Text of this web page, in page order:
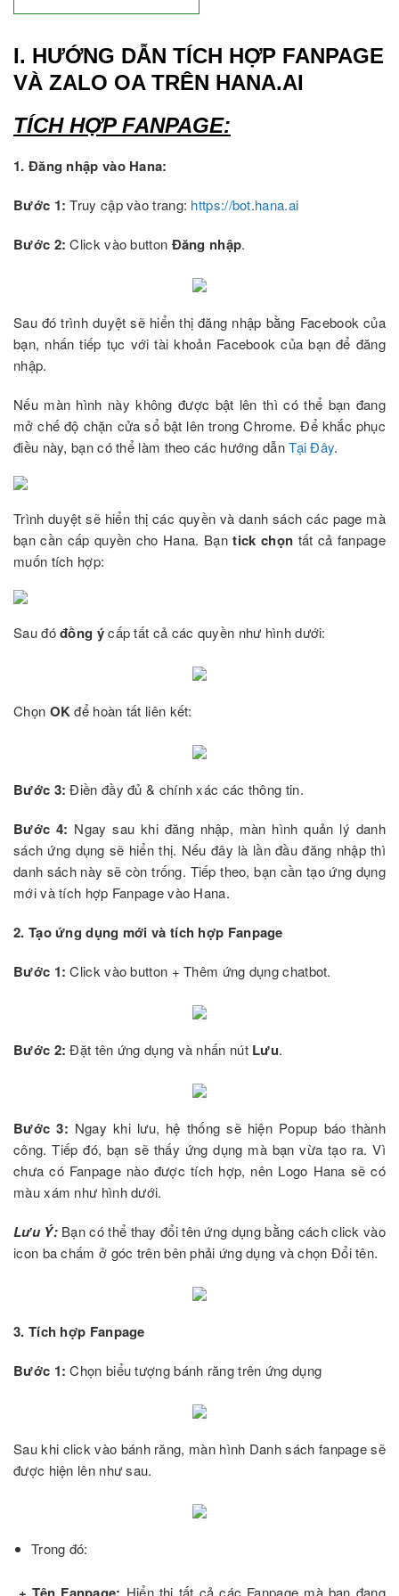
I. HƯỚNG DẪN TÍCH HỢP FANPAGE
VÀ ZALO OA TRÊN HANA.AI
TÍCH HỢP FANPAGE:
1. Đăng nhập vào Hana:
Bước 1:Truy cập vào trang: https://bot.hana.ai
Bước 2: Click vào button Đăng nhập.
Sau đó trình duyệt sẽ hiển thị đăng nhập bằng Facebook của
bạn, nhấn tiếp tục với tài khoản Facebook của bạn để đăng
nhập.
Nếu màn hình này không được bật lên thì có thể bạn đang
mở chế độ chặn cửa sổ bật lên trong Chrome. Để khắc phục
điều này, bạn có thể làm theo các hướng dẫnTại Đây.
Trình duyệt sẽ hiển thị các quyền và danh sách các page mà
bạn cần cấp quyền cho Hana. Bạntick chọn tất cả fanpage
muốn tích hợp:
Sau đóđồng ýcấp tất cả các quyền như hình dưới:
Chọn OKđể hoàn tất liên kết:
Bước 3: Điền đầy đủ & chính xác các thông tin.
Bước 4: Ngay sau khi đăng nhập, màn hình quản lý danh
sách ứng dụng sẽ hiển thị. Nếu đây là lần đầu đăng nhập thì
danh sách này sẽ còn trống. Tiếp theo, bạn cần tạo ứng dụng
mới và tích hợp Fanpage vào Hana.
2. Tạo ứng dụng mới và tích hợp Fanpage
Bước 1: Click vào button + Thêm ứng dụng chatbot.
Bước 2: Đặt tên ứng dụng và nhấn nút Lưu.
Bước 3: Ngay khi lưu, hệ thống sẽ hiện Popup báo thành
công. Tiếp đó, bạn sẽ thấy ứng dụng mà bạn vừa tạo ra. Vì
chưa có Fanpage nào được tích hợp, nên Logo Hana sẽ có
màu xám như hình dưới.
Lưu Ý:Bạn có thể thay đổi tên ứng dụng bằng cách click vào
icon ba chấm ở góc trên bên phải ứng dụng và chọn Đổi tên.
3. Tích hợp Fanpage
Bước 1: Chọn biểu tượng bánh răng trên ứng dụng
Sau khi click vào bánh răng, màn hình Danh sách fanpage sẽ
được hiện lên như sau.
Trong đó:
Hiển thị tất cả các Fanpage mà bạn đang